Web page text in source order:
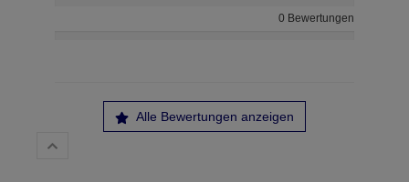
0 Bewertungen
Alle Bewertungen anzeigen